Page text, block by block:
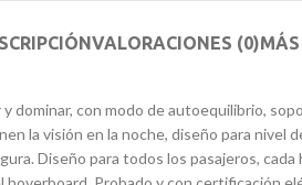
VALORACIONES (0)
con modo de autoequilibrio,
la visión en la noche, diseño para
Diseño para todos los pasajeros,